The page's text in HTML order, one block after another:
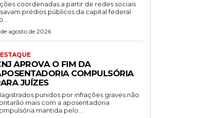
coordenadas a partir de redes sociais
prédios públicos da capital federal
agosto de 2026
APROVA O FIM DA
COMPULSÓRIA
JUÍZES
punidos por infrações graves não
mais com a aposentadoria
mantida pelo...